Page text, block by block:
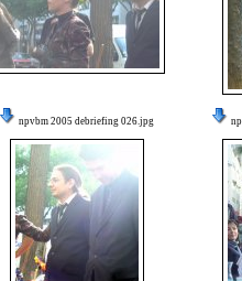
npvbm 2005 debriefing 026.jpg